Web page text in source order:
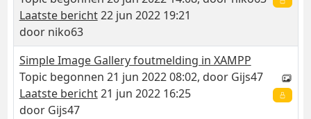
Laatste bericht22 jun 2022 19:21
door niko63
Simple Image Gallery foutmelding in XAMPP
Topic begonnen 21 jun 2022 08:02, door Gijs47
Laatste bericht21 jun 2022 16:25
door Gijs47